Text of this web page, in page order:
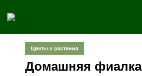
Цветы и растения
Домашняя фиалка